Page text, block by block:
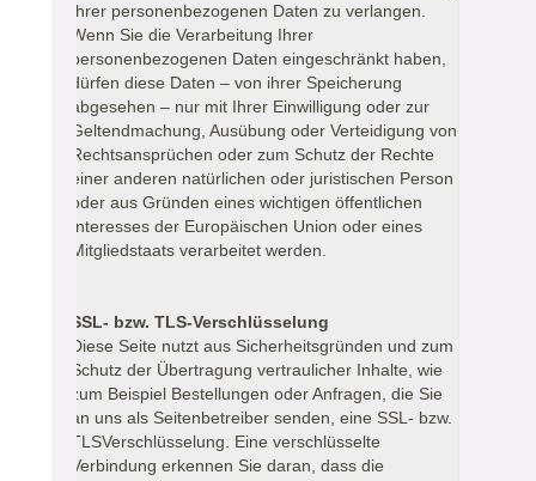
Ihrer personenbezogenen Daten zu verlangen.
Wenn Sie die Verarbeitung Ihrer
personenbezogenen Daten eingeschränkt haben,
dürfen diese Daten – von ihrer Speicherung
abgesehen – nur mit Ihrer Einwilligung oder zur
Geltendmachung, Ausübung oder Verteidigung von
Rechtsansprüchen oder zum Schutz der Rechte
einer anderen natürlichen oder juristischen Person
oder aus Gründen eines wichtigen öffentlichen
Interesses der Europäischen Union oder eines
Mitgliedstaats verarbeitet werden.
SSL- bzw. TLS-Verschlüsselung
Diese Seite nutzt aus Sicherheitsgründen und zum
Schutz der Übertragung vertraulicher Inhalte, wie
zum Beispiel Bestellungen oder Anfragen, die Sie
an uns als Seitenbetreiber senden, eine SSL- bzw.
TLSVerschlüsselung. Eine verschlüsselte
Verbindung erkennen Sie daran, dass die